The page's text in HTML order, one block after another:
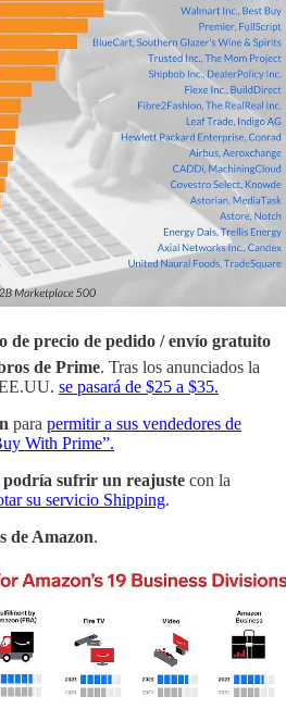
de precio de pedido / envío gratuito
de Prime. Tras los anunciados la
se pasará de $25 a $35.
para permitir a sus vendedores de
With Prime”.
sufrir un reajuste con la
su servicio Shipping.
de Amazon.